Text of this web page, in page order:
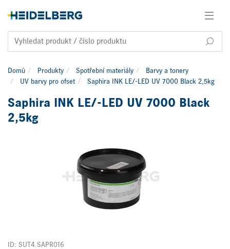
Domů Produkty Spotřební materiály
Barvy a tonery
UV barvy pro ofset
Saphira INK LE/-LED UV 7000 Black 2,5kg
Saphira INK LE/-LED UV 7000 Black
2,5kg
ID: SUT4.SAPR016